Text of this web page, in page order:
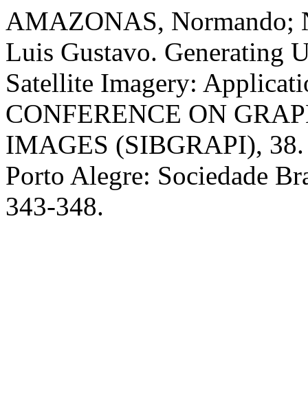
AMAZONAS, Normando;
Luis Gustavo. Generating
Satellite Imagery:
CONFERENCE ON
IMAGES (SIBGRAPI),
Porto Alegre: Sociedade
343-348.